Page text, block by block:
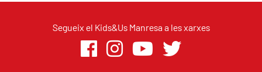
Segueix el Kids&Us Manresa a les xarxes